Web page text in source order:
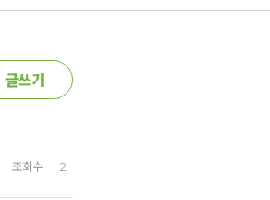
글쓰기
조회수 2